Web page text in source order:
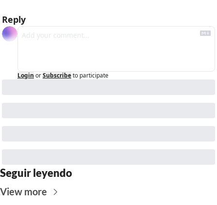
Reply
Login orSubscribeto participate
Seguir leyendo
View more